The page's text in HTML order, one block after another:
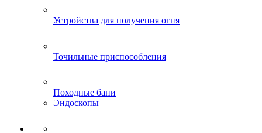
Устройства для получения огня
Точильные приспособления
Походные бани
Эндоскопы